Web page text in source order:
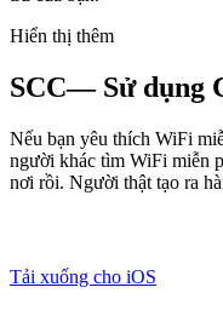
Hiển thị thêm
SCC— Sử dụng
Nếu bạn yêu thích WiFi
người khác tìm WiFi miễn
nơi rồi. Người thật tạo ra
Tải xuống cho iOS